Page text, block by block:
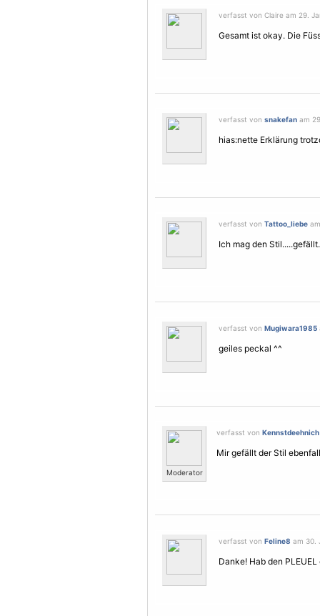
verfasst von Claire am 29.
Gesamt ist okay. Die
verfasst von snakefan am
hias:nette Erklärung
verfasst von Tattoo_liebe
Ich mag den Stil.....gefällt.
verfasst von Mugiwara1985
geiles peckal ^^
Moderator
verfasst von Kennstdeehnich
Mir gefällt der Stil
verfasst von Feline8 am 30.
Danke! Hab den